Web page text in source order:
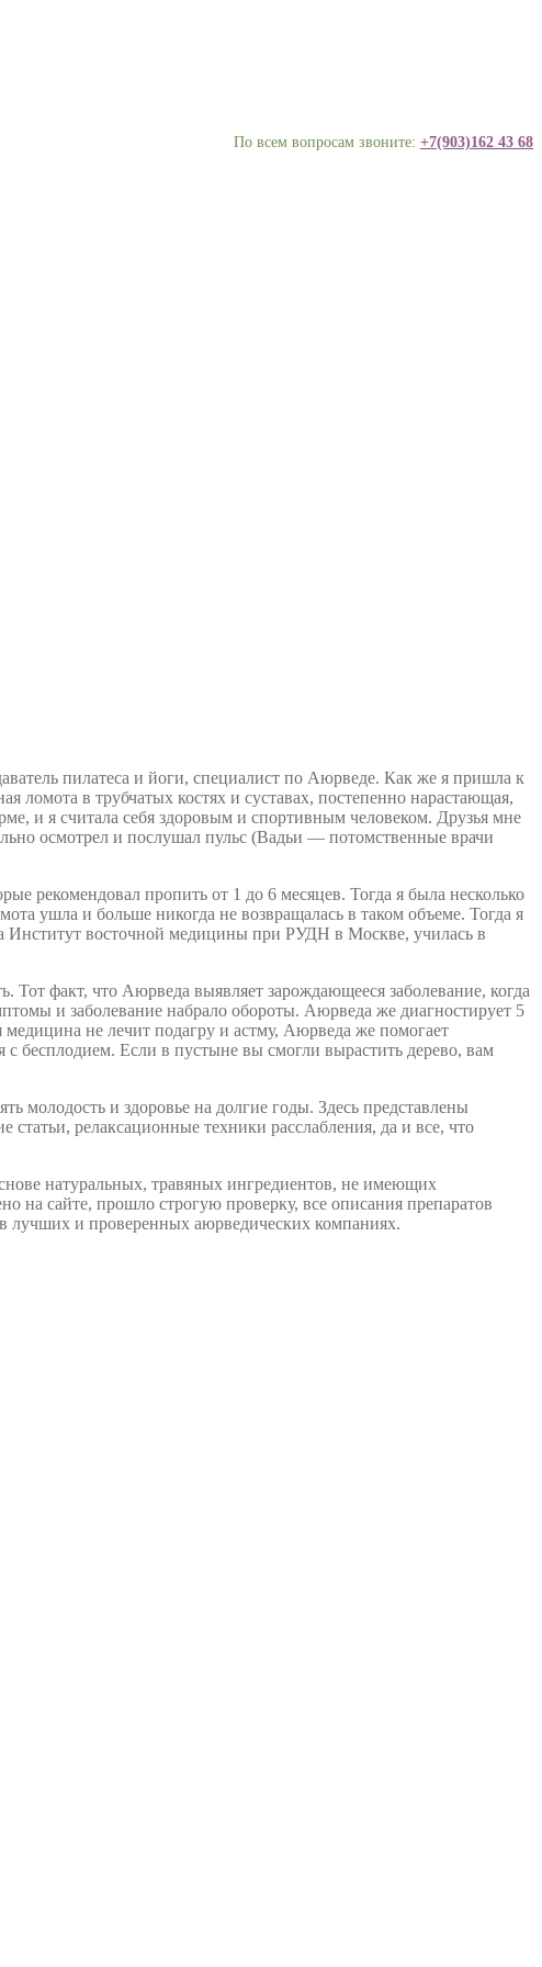
По всем вопросам звоните: +7(903)162 43 68
пилатеса и йоги, специалист по Аюрведе. Как же я пришла к
ломота в трубчатых костях и суставах, постепенно нарастающая,
и я считала себя здоровым и спортивным человеком. Друзья мне
осмотрел и послушал пульс (Вадьи — потомственные врачи
рекомендовал пропить от 1 до 6 месяцев. Тогда я была несколько
ушла и больше никогда не возвращалась в таком объеме. Тогда я
Институт восточной медицины при РУДН в Москве, училась в
Тот факт, что Аюрведа выявляет зарождающееся заболевание, когда
и заболевание набрало обороты. Аюрведа же диагностирует 5
медицина не лечит подагру и астму, Аюрведа же помогает
бесплодием. Если в пустыне вы смогли вырастить дерево, вам
молодость и здоровье на долгие годы. Здесь представлены
релаксационные техники расслабления, да и все, что
натуральных, травяных ингредиентов, не имеющих
на сайте, прошло строгую проверку, все описания препаратов
и проверенных аюрведических компаниях.